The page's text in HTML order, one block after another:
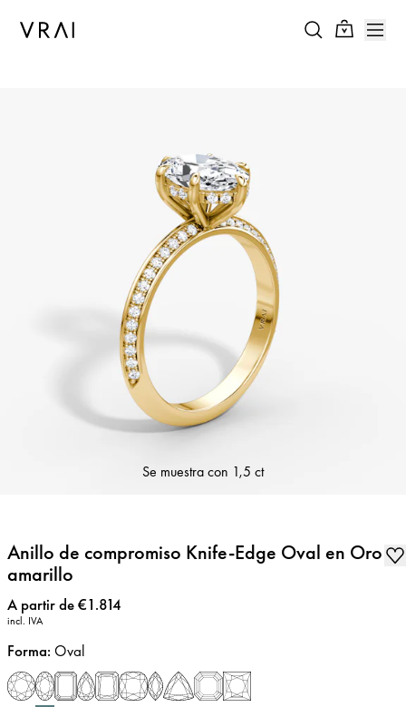
Se muestra con 1,5 ct
Anillo de compromiso Knife-Edge Oval en Oro
amarillo
Precio:
A partir de €1.814
incl. IVA
Forma: Oval